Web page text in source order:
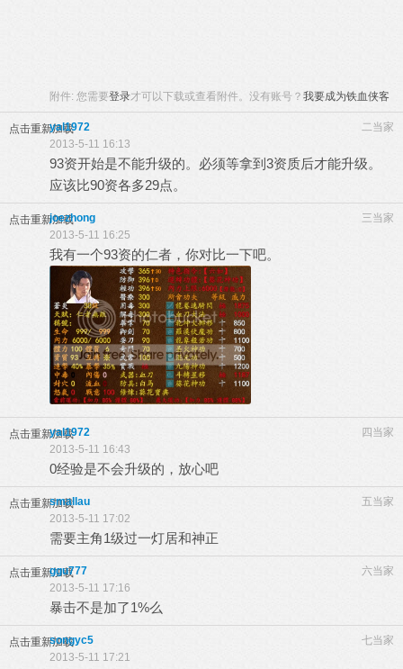
附件: 您需要登录才可以下载或查看附件。没有账号？ 我要成为铁血侠客
点击重新加载 二当家
yal1972
2013-5-11 16:13
93资开始是不能升级的。必须等拿到3资质后才能升级。
应该比90资各多29点。
点击重新加载 三当家
joezhong
2013-5-11 16:25
我有一个93资的仁者，你对比一下吧。
点击重新加载 四当家
yal1972
2013-5-11 16:43
0经验是不会升级的，放心吧
点击重新加载 五当家
smallau
2013-5-11 17:02
需要主角1级过一灯居和神正
点击重新加载 六当家
ggu777
2013-5-11 17:16
暴击不是加了1%么
点击重新加载 七当家
songyc5
2013-5-11 17:21